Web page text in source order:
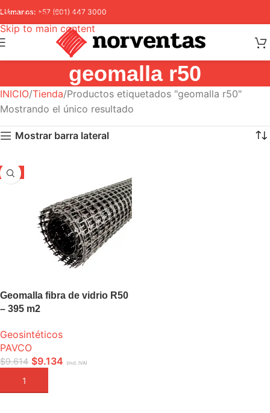
Skip to navigation
Skip to main content
Llámanos: +57 (601) 447 3000
geomalla r50
INICIO Tienda Productos etiquetados "geomalla r50"
Mostrando el único resultado
Mostrar barra lateral
-5%
Geomalla fibra de vidrio R50
– 395 m2
Geosintéticos
PAVCO
$9.614 $9.134 (incl. IVA)
AÑADIR A LA CESTA